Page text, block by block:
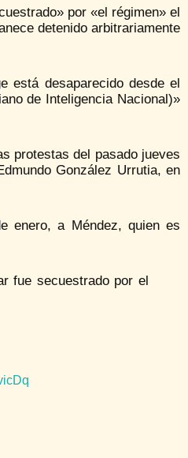
por «el régimen» el
detenido arbitrariamente
está desaparecido desde el
de Inteligencia Nacional)»
protestas del pasado jueves
González Urrutia, en
enero, a Méndez, quien es
fue secuestrado por el